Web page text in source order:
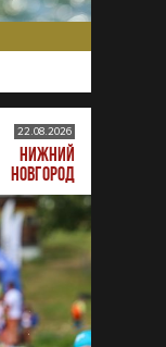
22.08.2026
НИЖНИЙ
НОВГОРОД